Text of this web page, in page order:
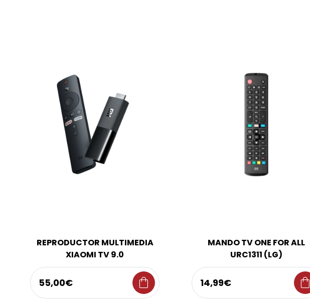
REPRODUCTOR MULTIMEDIA
XIAOMI TV 9.0
55,00€ shopping_bag
MANDO TV ONE FOR ALL
URC1311 (LG)
14,99€ shopping_bag